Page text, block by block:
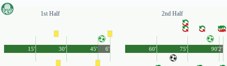
1st Half
45'
15' 30' 6'
2nd Half
90'
60' 75' 2'